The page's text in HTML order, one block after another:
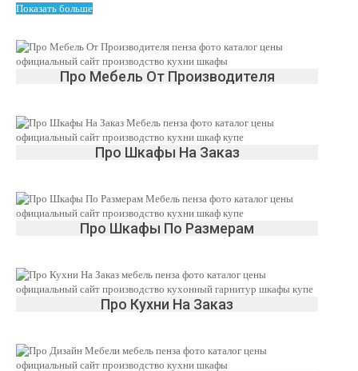
Показать больше
Про Мебель От Производителя
Про Шкафы На Заказ
Про Шкафы По Размерам
Про Кухни На Заказ